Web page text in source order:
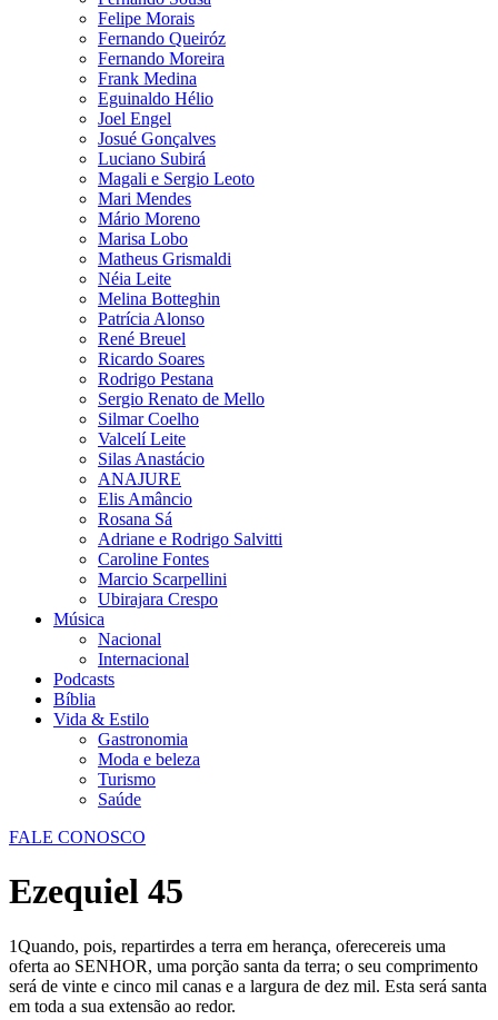
Felipe Morais
Fernando Queiróz
Fernando Moreira
Frank Medina
Eguinaldo Hélio
Joel Engel
Josué Gonçalves
Luciano Subirá
Magali e Sergio Leoto
Mari Mendes
Mário Moreno
Marisa Lobo
Matheus Grismaldi
Néia Leite
Melina Botteghin
Patrícia Alonso
René Breuel
Ricardo Soares
Rodrigo Pestana
Sergio Renato de Mello
Silmar Coelho
Valcelí Leite
Silas Anastácio
ANAJURE
Elis Amâncio
Rosana Sá
Adriane e Rodrigo Salvitti
Caroline Fontes
Marcio Scarpellini
Ubirajara Crespo
Música
Nacional
Internacional
Podcasts
Bíblia
Vida & Estilo
Gastronomia
Moda e beleza
Turismo
Saúde
FALE CONOSCO
Ezequiel 45
1Quando, pois, repartirdes a terra em herança, oferecereis uma
oferta ao SENHOR, uma porção santa da terra; o seu comprimento
será de vinte e cinco mil canas e a largura de dez mil. Esta será santa
em toda a sua extensão ao redor.